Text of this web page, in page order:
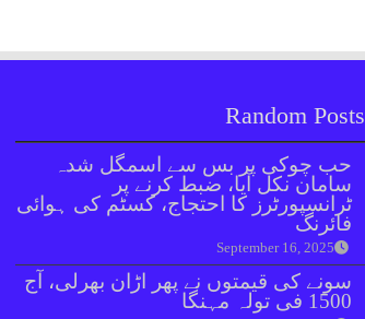
Random Posts
حب چوکی پر بس سے اسمگل شدہ
سامان نکل آیا، ضبط کرنے پر
ٹرانسپورٹرز کا احتجاج، کسٹم کی ہوائی
فائرنگ
September 16, 2025
سونے کی قیمتوں نے پھر اڑان بھرلی، آج
1500 فی تولہ مہنگا